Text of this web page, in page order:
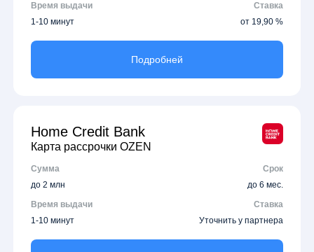
Время выдачи
Ставка
1-10 минут
от 19,90 %
Подробней
Home Credit Bank
Карта рассрочки OZEN
Сумма
Срок
до 2 млн
до 6 мес.
Время выдачи
Ставка
1-10 минут
Уточнить у партнера